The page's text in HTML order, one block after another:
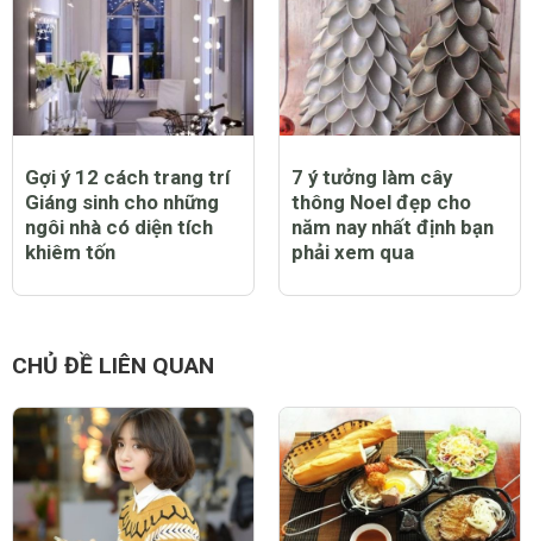
Gợi ý 12 cách trang trí
Giáng sinh cho những
ngôi nhà có diện tích
khiêm tốn
7 ý tưởng làm cây
thông Noel đẹp cho
năm nay nhất định bạn
phải xem qua
CHỦ ĐỀ LIÊN QUAN